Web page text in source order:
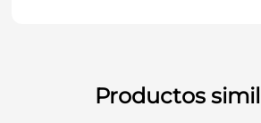
Productos